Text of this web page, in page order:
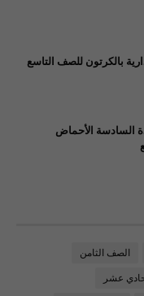
بالكرتون للصف التاسع
السادسة الأحماض
الصف الثامن
عشر